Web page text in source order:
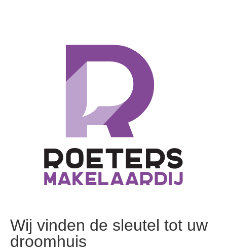
Wij vinden de sleutel tot uw
droomhuis